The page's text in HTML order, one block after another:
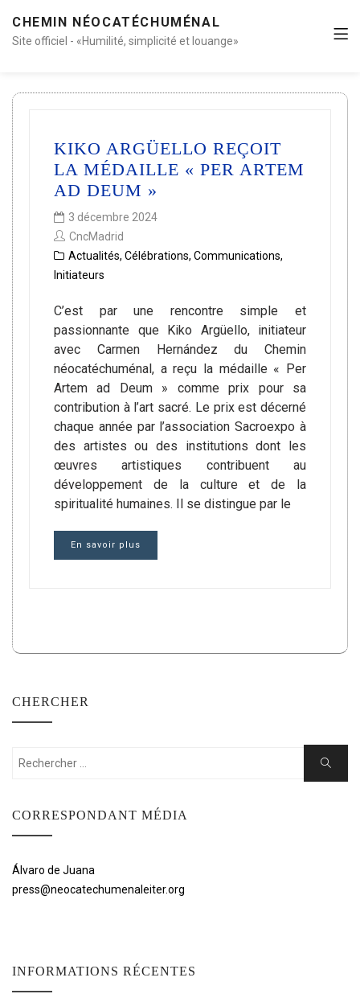
CHEMIN NÉOCATÉCHUMÉNAL
Site officiel - «Humilité, simplicité et louange»
KIKO ARGÜELLO REÇOIT
LA MÉDAILLE « PER ARTEM
AD DEUM »
3 décembre 2024
CncMadrid
Actualités, Célébrations, Communications,
Initiateurs
C’est par une rencontre simple et
passionnante que Kiko Argüello, initiateur
avec Carmen Hernández du Chemin
néocatéchuménal, a reçu la médaille « Per
Artem ad Deum » comme prix pour sa
contribution à l’art sacré. Le prix est décerné
chaque année par l’association Sacroexpo à
des artistes ou des institutions dont les
œuvres artistiques contribuent au
développement de la culture et de la
spiritualité humaines. Il se distingue par le
En savoir plus
CHERCHER
Rechercher:
Chercher
CORRESPONDANT MÉDIA
Álvaro de Juana
press@neocatechumenaleiter.org
INFORMATIONS RÉCENTES